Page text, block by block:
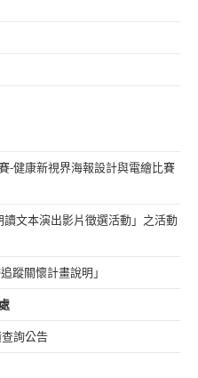
-健康新視界海報設計與電繪比賽
文本演出影片徵選活動」之活動
蹤關懷計畫說明」
詢公告